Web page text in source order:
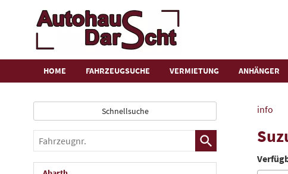
HOME FAHRZEUGSUCHE VERMIETUNG ANHÄNGER
info
Schnellsuche
Fahrzeugnr.